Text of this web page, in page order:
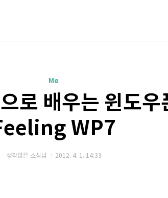
Me
로 배우는 윈도
WP7
생각많은 소심남 2012. 4. 1. 14:33